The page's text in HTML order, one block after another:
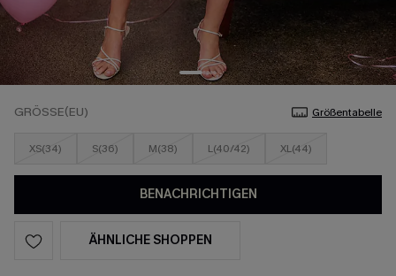
GRÖSSE(EU) Größentabelle
XS(34) S(36) M(38) L(40/42) XL(44)
BENACHRICHTIGEN
ÄHNLICHE SHOPPEN